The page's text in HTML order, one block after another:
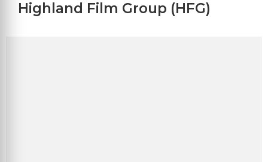
Highland Film Group (HFG)